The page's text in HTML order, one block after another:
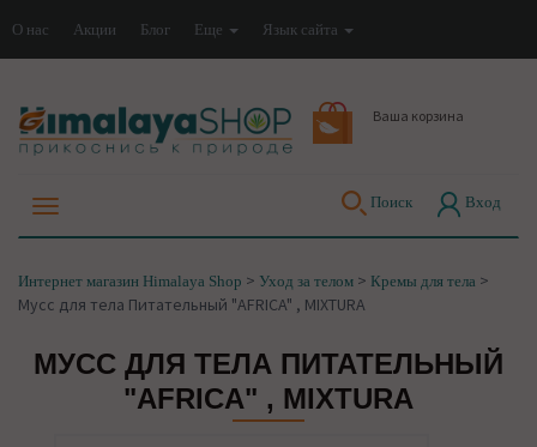
О нас Акции Блог Еще Язык сайта
Ваша корзина
Поиск Вход
Интернет магазин Himalaya Shop > Уход за телом > Кремы для тела >
Мусс для тела Питательный "AFRICA" , MIXTURA
МУСС ДЛЯ ТЕЛА ПИТАТЕЛЬНЫЙ
"AFRICA" , MIXTURA